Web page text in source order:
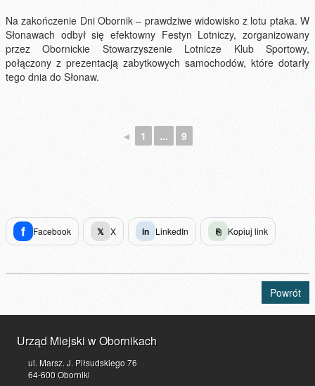
Na zakończenie Dni Obornik – prawdziwe widowisko z lotu ptaka. W
Słonawach odbył się efektowny Festyn Lotniczy, zorganizowany
przez Obornickie Stowarzyszenie Lotnicze Klub Sportowy,
połączony z prezentacją zabytkowych samochodów, które dotarły
tego dnia do Słonaw.
◄ 1 ... 9
f Facebook 𝕏 X in LinkedIn ⎘ Kopiuj link
Powrót
Urząd Miejski w Obornikach
ul. Marsz. J. Piłsudskiego 76
64-600 Oborniki